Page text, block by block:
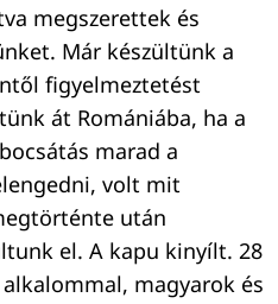
megszerettek és
Már készültünk a
figyelmeztetést
át Romániába, ha a
marad a
volt mit
után
el. A kapu kinyílt. 28
magyarok és